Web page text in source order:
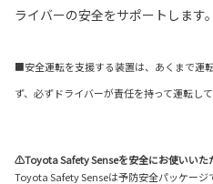
ライバーの安全をサポートします。
■安全運転を支援する装置は、あくまで運
ず、必ずドライバーが責任を持って運転して
⚠Toyota Safety Senseを安全にお使いいた
Toyota Safety Senseは予防安全パッケー